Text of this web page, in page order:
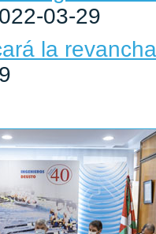
03-29
la